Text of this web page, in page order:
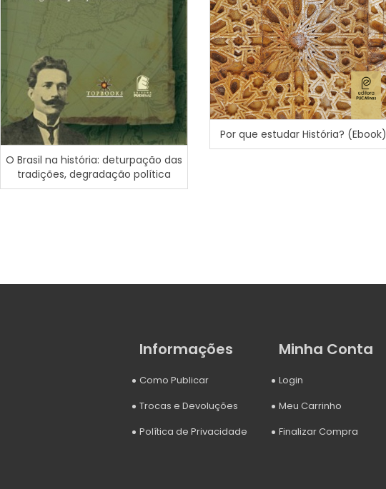
O Brasil na história: deturpação das
tradições, degradação política
Por que estudar História? (Ebook)
Informações
Como Publicar
Trocas e Devoluções
Política de Privacidade
Minha Conta
Login
Meu Carrinho
Finalizar Compra